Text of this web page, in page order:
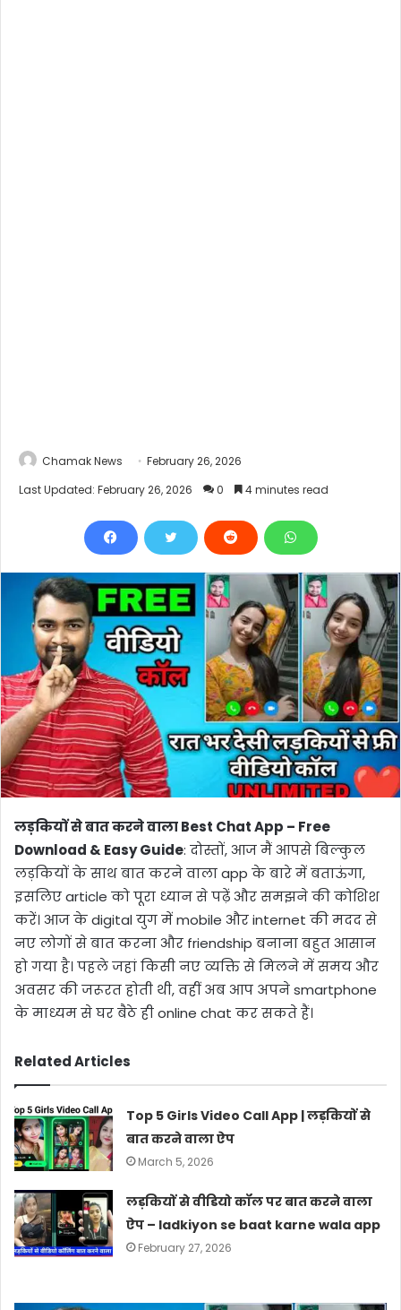
Chamak News
February 26, 2026
Last Updated: February 26, 2026
0 4 minutes read
लड़कियों से बात करने वाला Best Chat App – Free
Download & Easy Guide: दोस्तों, आज मैं आपसे बिल्कुल
लड़कियों के साथ बात करने वाला app के बारे में बताऊंगा,
इसलिए article को पूरा ध्यान से पढ़ें और समझने की कोशिश
करें। आज के digital युग में mobile और internet की मदद से
नए लोगों से बात करना और friendship बनाना बहुत आसान
हो गया है। पहले जहां किसी नए व्यक्ति से मिलने में समय और
अवसर की जरूरत होती थी, वहीं अब आप अपने smartphone
के माध्यम से घर बैठे ही online chat कर सकते हैं।
Related Articles
Top 5 Girls Video Call App | लड़कियों से
बात करने वाला ऐप
March 5, 2026
लड़कियों से वीडियो कॉल पर बात करने वाला
ऐप – ladkiyon se baat karne wala app
February 27, 2026